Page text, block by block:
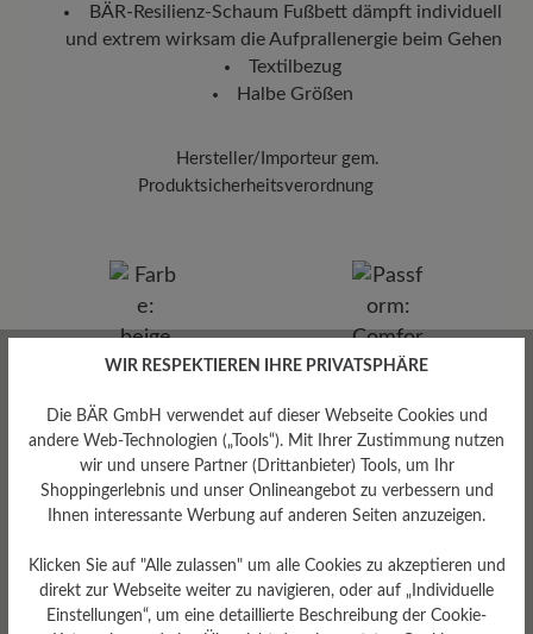
Mit der beigefügten Sendungsnummer können Sie genau
nachverfolgen, wo sich Ihr neues BÄR Lieblingsstück gerade
BÄR-Resilienz-Schaum Fußbett dämpft individuell
und extrem wirksam die Aufprallenergie beim Gehen
Textilbezug
Halbe Größen
Hersteller/Importeur gem.
Produktsicherheitsverordnung
Pleidelsheimer Str. 15/1, 74321 Bietigheim-Bissingen,
E-mail:kundenbetreuung@baer-schuhe.de
beige
WIR RESPEKTIEREN IHRE PRIVATSPHÄRE
Die BÄR GmbH verwendet auf dieser Webseite Cookies und
andere Web-Technologien („Tools“). Mit Ihrer Zustimmung nutzen
wir und unsere Partner (Drittanbieter) Tools, um Ihr
Shoppingerlebnis und unser Onlineangebot zu verbessern und
Ihnen interessante Werbung auf anderen Seiten anzuzeigen.
Klicken Sie auf "Alle zulassen" um alle Cookies zu akzeptieren und
direkt zur Webseite weiter zu navigieren, oder auf „Individuelle
Einstellungen“, um eine detaillierte Beschreibung der Cookie-